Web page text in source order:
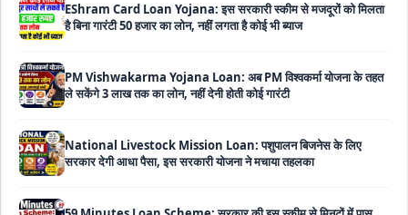
PM Vishwakarma Yojana Loan: अब PM विश्वकर्मा योजना के तहत
National Livestock Mission Loan: पशुपालन बिजनेस के लिए
59 Minutes Loan Scheme: सरकार की इस स्कीम से मिनटों में पास